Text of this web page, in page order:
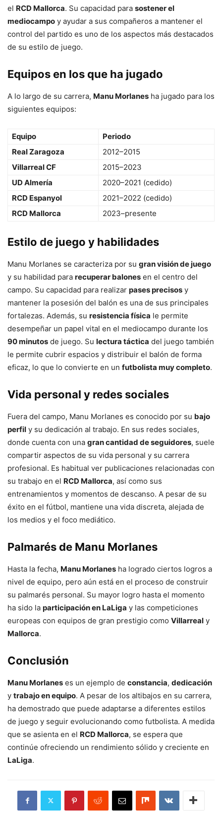
el RCD Mallorca. Su capacidad para sostener el
mediocampo y ayudar a sus compañeros a mantener el
control del partido es uno de los aspectos más destacados
de su estilo de juego.
Equipos en los que ha jugado
A lo largo de su carrera, Manu Morlanes ha jugado para los
siguientes equipos:
Equipo
Periodo
Real Zaragoza
2012–2015
Villarreal CF
2015–2023
UD Almería
2020–2021 (cedido)
RCD Espanyol
2021–2022 (cedido)
RCD Mallorca
2023–presente
Estilo de juego y habilidades
Manu Morlanes se caracteriza por su gran visión de juego
y su habilidad para recuperar balones en el centro del
campo. Su capacidad para realizar pases precisos y
mantener la posesión del balón es una de sus principales
fortalezas. Además, su resistencia física le permite
desempeñar un papel vital en el mediocampo durante los
90 minutos de juego. Su lectura táctica del juego también
le permite cubrir espacios y distribuir el balón de forma
eficaz, lo que lo convierte en un futbolista muy completo.
Vida personal y redes sociales
Fuera del campo, Manu Morlanes es conocido por su bajo
perfil y su dedicación al trabajo. En sus redes sociales,
donde cuenta con una gran cantidad de seguidores, suele
compartir aspectos de su vida personal y su carrera
profesional. Es habitual ver publicaciones relacionadas con
su trabajo en el RCD Mallorca, así como sus
entrenamientos y momentos de descanso. A pesar de su
éxito en el fútbol, mantiene una vida discreta, alejada de
los medios y el foco mediático.
Palmarés de Manu Morlanes
Hasta la fecha, Manu Morlanes ha logrado ciertos logros a
nivel de equipo, pero aún está en el proceso de construir
su palmarés personal. Su mayor logro hasta el momento
ha sido la participación en LaLiga y las competiciones
europeas con equipos de gran prestigio como Villarreal y
Mallorca.
Conclusión
Manu Morlanes es un ejemplo de constancia, dedicación
y trabajo en equipo. A pesar de los altibajos en su carrera,
ha demostrado que puede adaptarse a diferentes estilos
de juego y seguir evolucionando como futbolista. A medida
que se asienta en el RCD Mallorca, se espera que
continúe ofreciendo un rendimiento sólido y creciente en
LaLiga.